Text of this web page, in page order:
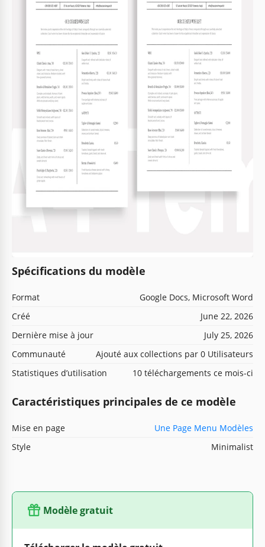
Spécifications du modèle
Format
Google Docs, Microsoft Word
Créé
June 22, 2026
Dernière mise à jour
July 25, 2026
Communauté
Ajouté aux collections par 0 Utilisateurs
Statistiques d’utilisation
10 téléchargements ce mois-ci
Caractéristiques principales de ce modèle
Mise en page
Une Page Menu Modèles
Style
Minimalist
Modèle gratuit